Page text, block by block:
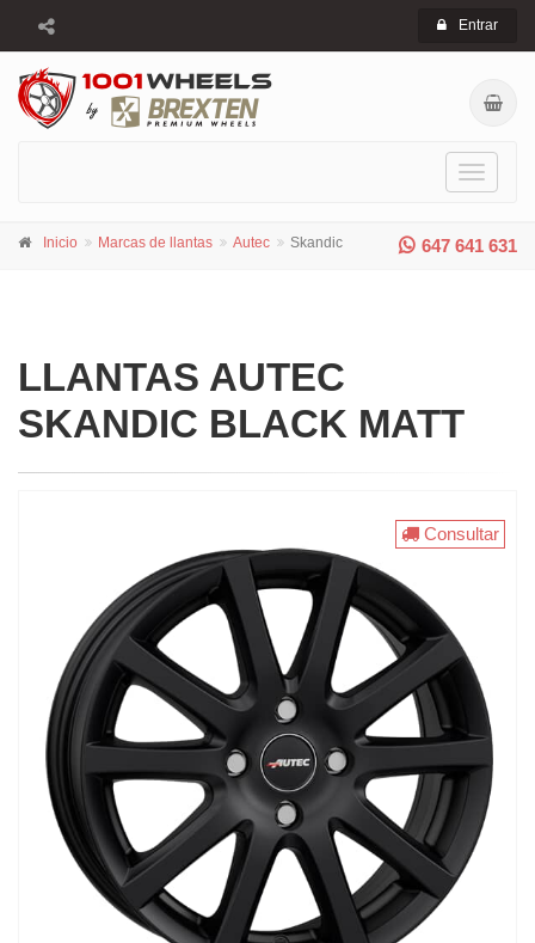
Entrar
Toggle
647 641 631
Inicio Marcas de llantas Autec Skandic
LLANTAS AUTEC
SKANDIC BLACK MATT
Consultar